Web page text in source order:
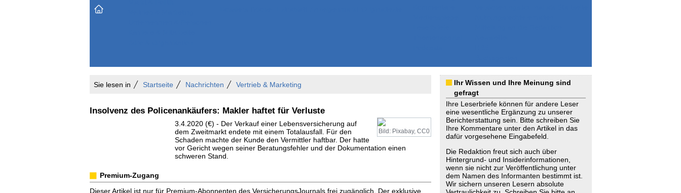
Sie lesen in Startseite Nachrichten Vertrieb & Marketing
Insolvenz des Policenankäufers: Makler haftet für Verluste
Bild: Pixabay, CC0
3.4.2020 (€) - Der Verkauf einer Lebensversicherung auf
dem Zweitmarkt endete mit einem Totalausfall. Für den
Schaden machte der Kunde den Vermittler haftbar. Der hatte
vor Gericht wegen seiner Beratungsfehler und der Dokumentation einen
schweren Stand.
Premium-Zugang
Dieser Artikel ist nur für Premium-Abonnenten des VersicherungsJournals frei zugänglich. Der exklusive
Ihr Wissen und Ihre Meinung sind
gefragt
Ihre Leserbriefe können für andere Leser
eine wesentliche Ergänzung zu unserer
Berichterstattung sein. Bitte schreiben Sie
Ihre Kommentare unter den Artikel in das
dafür vorgesehene Eingabefeld.
Die Redaktion freut sich auch über
Hintergrund- und Insiderinformationen,
wenn sie nicht zur Veröffentlichung unter
dem Namen des Informanten bestimmt ist.
Wir sichern unseren Lesern absolute